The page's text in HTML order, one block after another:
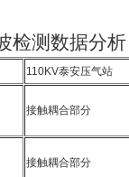
检测数据分析
110KV泰安压气站
接触耦合部分
接触耦合部分